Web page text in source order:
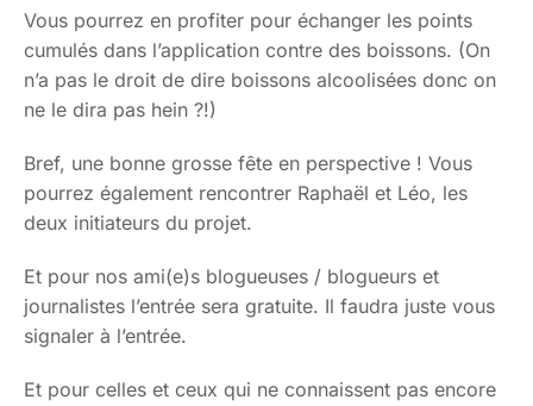
Vous pourrez en profiter pour échanger les points
cumulés dans l’application contre des boissons. (On
n’a pas le droit de dire boissons alcoolisées donc on
ne le dira pas hein ?!)
Bref, une bonne grosse fête en perspective ! Vous
pourrez également rencontrer Raphaël et Léo, les
deux initiateurs du projet.
Et pour nos ami(e)s blogueuses / blogueurs et
journalistes l’entrée sera gratuite. Il faudra juste vous
signaler à l’entrée.
Et pour celles et ceux qui ne connaissent pas encore